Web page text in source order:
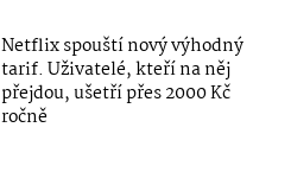
Netflix spouští nový výhodný
tarif. Uživatelé, kteří na něj
přejdou, ušetří přes 2000 Kč
ročně